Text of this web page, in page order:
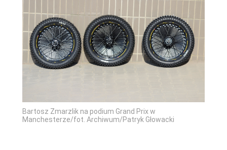
Bartosz Zmarzlik na podium Grand Prix w
Manchesterze/fot. Archiwum/Patryk Głowacki